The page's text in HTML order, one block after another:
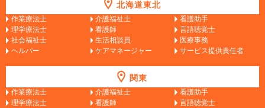
北海道東北
作業療法士 介護福祉士
看護助手
理学療法士
看護師
言語聴覚士
社会福祉士
生活相談員
医療事務
ヘルパー
ケアマネージャー サービス提供責任者
関東
作業療法士 介護福祉士
看護助手
理学療法士
看護師
言語聴覚士